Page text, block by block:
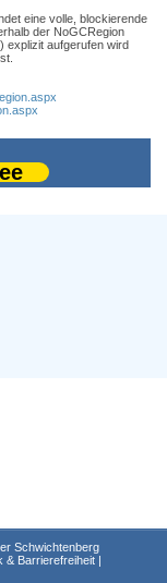
eine volle, blockierende
der NoGCRegion
explizit aufgerufen wird
Schwichtenberg
& Barrierefreiheit |